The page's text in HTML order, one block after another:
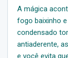
A mágica
fogo baixinho
condensado
antiaderente,
e você evita